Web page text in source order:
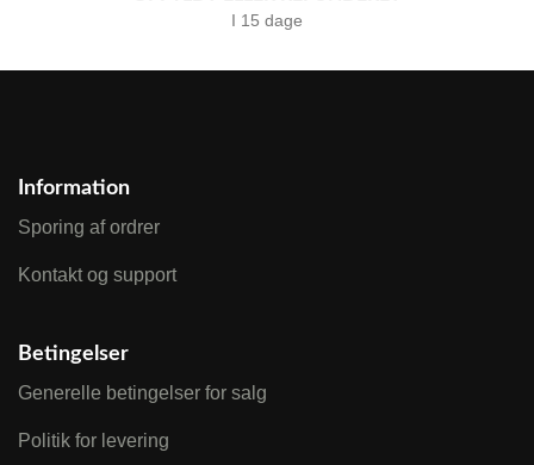
I 15 dage
Information
Sporing af ordrer
Kontakt og support
Betingelser
Generelle betingelser for salg
Politik for levering